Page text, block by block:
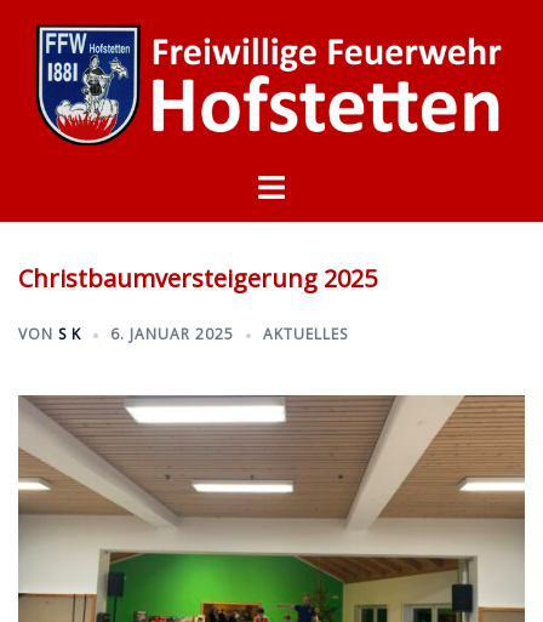
Inhalt
springen
Menü
Christbaumversteigerung 2025
VON S K 6. JANUAR 2025 AKTUELLES